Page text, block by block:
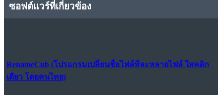
ซอฟต์แวร์ที่เกี่ยวข้อง
RenameCub (โปรแกรมเปลี่ยนชื่อไฟล์ทีละหลายไฟล์ ใสคลิก
เดียว โดยคนไทย)